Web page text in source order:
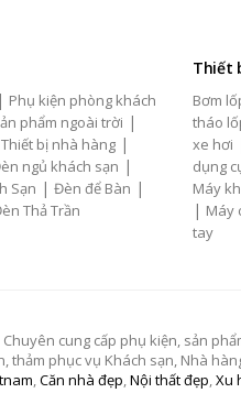
| Phụ kiện phòng khách
phẩm ngoài trời |
Thiết bị nhà hàng |
ngủ khách sạn |
Sạn | Đèn để Bàn |
Thả Trần
Thiết
Bơm
tháo
xe hơi
dụng
Máy
| Máy
tay
Chuyên cung cấp phụ kiện, sản
thảm phục vụ Khách sạn, Nhà
,Căn nhà đẹp,Nội thất đẹp,Xu